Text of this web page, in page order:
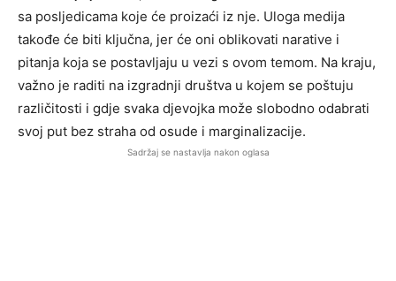
sa posljedicama koje će proizaći iz nje. Uloga medija
takođe će biti ključna, jer će oni oblikovati narative i
pitanja koja se postavljaju u vezi s ovom temom. Na kraju,
važno je raditi na izgradnji društva u kojem se poštuju
različitosti i gdje svaka djevojka može slobodno odabrati
svoj put bez straha od osude i marginalizacije.
Sadržaj se nastavlja nakon oglasa